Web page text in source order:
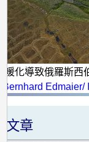
化導致俄羅斯西
Bernhard
文章